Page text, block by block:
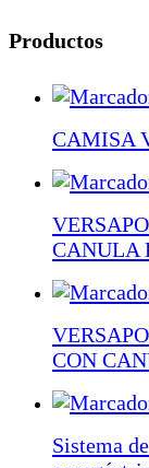
Productos
CAMISA
CANULA
CON
Sistema